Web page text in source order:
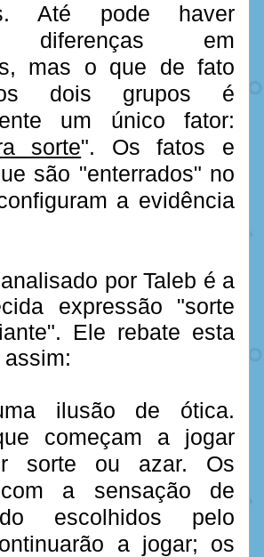
Até pode haver
diferenças em
mas o que de fato
dois grupos é
um único fator:
sorte". Os fatos e
são "enterrados" no
a evidência
por Taleb é a
expressão "sorte
Ele rebate esta
ilusão de ótica.
começam a jogar
sorte ou azar. Os
a sensação de
escolhidos pelo
a jogar; os